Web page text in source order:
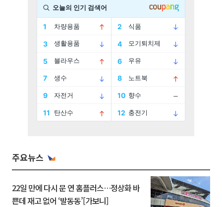
주요뉴스
22일 만에 다시 문 연 홈플러스…정상화 바
쁜데 재고 없어 ‘발동동’[가보니]